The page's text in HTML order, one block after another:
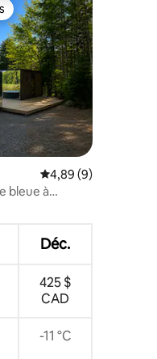
Note moyenne de
4,89 (9)
bleue à
Déc.
425 $
CAD
-11 °C